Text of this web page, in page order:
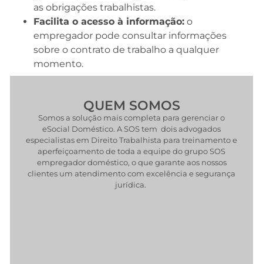
as obrigações trabalhistas.
Facilita o acesso à informação: o
empregador pode consultar informações
sobre o contrato de trabalho a qualquer
momento.
QUEM SOMOS
Somos a solução mais completa para gerenciar o
eSocial Doméstico. A SOS tem dois advogados
especialistas em Direito Trabalhista para treinamento e
aperfeiçoamento de toda a equipe do grupo SOS
empregador doméstico, o que garante aos nossos
clientes um atendimento com excelência e segurança
jurídica.